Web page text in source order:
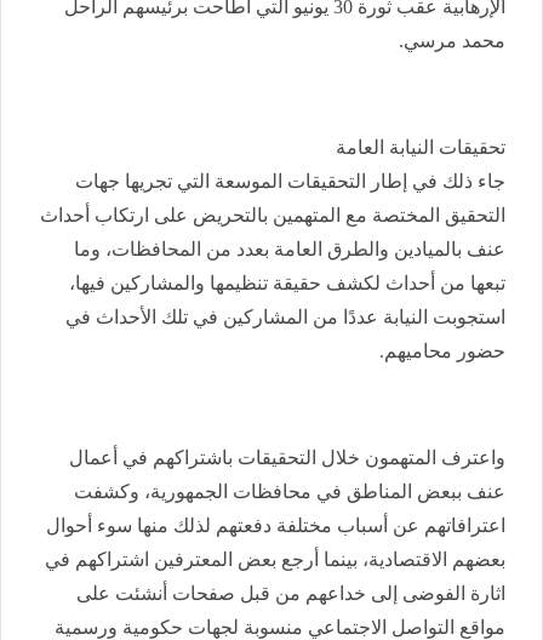
الإرهابية عقب ثورة 30 يونيو التي أطاحت برئيسهم الراحل
محمد مرسي.
تحقيقات النيابة العامة
جاء ذلك في إطار التحقيقات الموسعة التي تجريها جهات
التحقيق المختصة مع المتهمين بالتحريض على ارتكاب أحداث
عنف بالميادين والطرق العامة بعدد من المحافظات، وما
تبعها من أحداث لكشف حقيقة تنظيمها والمشاركين فيها،
استجوبت النيابة عددًا من المشاركين في تلك الأحداث في
حضور محاميهم.
واعترف المتهمون خلال التحقيقات باشتراكهم في أعمال
عنف ببعض المناطق في محافظات الجمهورية، وكشفت
اعترافاتهم عن أسباب مختلفة دفعتهم لذلك منها سوء أحوال
بعضهم الاقتصادية، بينما أرجع بعض المعترفين اشتراكهم في
اثارة الفوضى إلى خداعهم من قبل صفحات أنشئت على
مواقع التواصل الاجتماعي منسوبة لجهات حكومية ورسمية